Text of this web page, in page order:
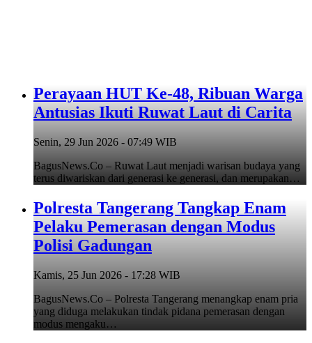
Perayaan HUT Ke-48, Ribuan Warga
Antusias Ikuti Ruwat Laut di Carita
Senin, 29 Jun 2026 - 07:49 WIB
BagusNews.Co – Ruwat Laut menjadi warisan budaya yang
terus diwariskan dari generasi ke generasi, dan merupakan…
Polresta Tangerang Tangkap Enam
Pelaku Pemerasan dengan Modus
Polisi Gadungan
Kamis, 25 Jun 2026 - 17:28 WIB
BagusNews.Co – Polresta Tangerang menangkap enam pria
yang diduga melakukan tindak pidana pemerasan dengan
modus mengaku…